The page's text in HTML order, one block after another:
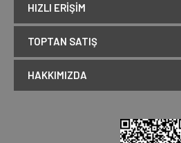
HIZLI ERIŞIM
TOPTAN SATIŞ
HAKKIMIZDA